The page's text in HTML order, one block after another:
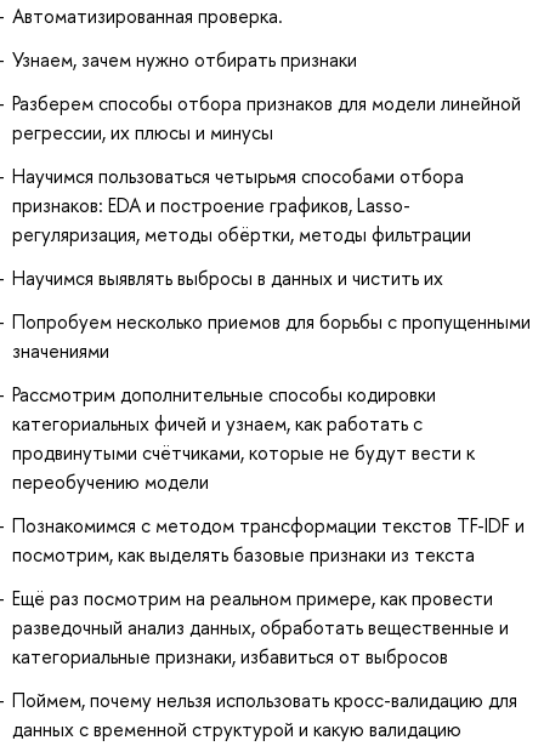
Автоматизированная проверка.
Узнаем, зачем нужно отбирать признаки
Разберем способы отбора признаков для модели линейной
регрессии, их плюсы и минусы
Научимся пользоваться четырьмя способами отбора
признаков: EDA и построение графиков, Lasso-
регуляризация, методы обёртки, методы фильтрации
Научимся выявлять выбросы в данных и чистить их
Попробуем несколько приемов для борьбы с пропущенными
значениями
Рассмотрим дополнительные способы кодировки
категориальных фичей и узнаем, как работать с
продвинутыми счётчиками, которые не будут вести к
переобучению модели
Познакомимся с методом трансформации текстов TF-IDF и
посмотрим, как выделять базовые признаки из текста
Ещё раз посмотрим на реальном примере, как провести
разведочный анализ данных, обработать вещественные и
категориальные признаки, избавиться от выбросов
Поймем, почему нельзя использовать кросс-валидацию для
данных с временной структурой и какую валидацию